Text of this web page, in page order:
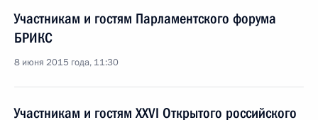
Участникам и гостям Парламентского форума
БРИКС
8 июня 2015 года, 11:30
Участникам и гостям XXVI Открытого российского